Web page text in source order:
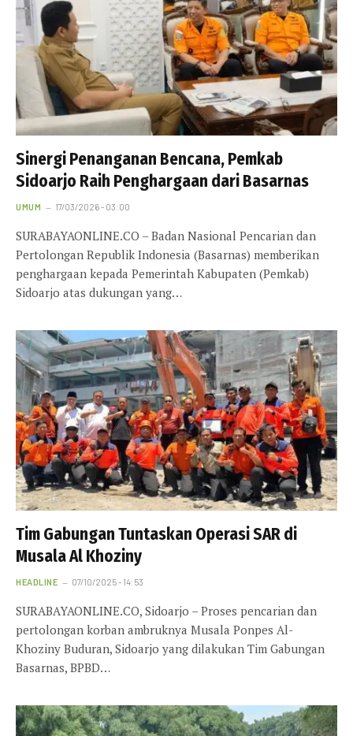
Sinergi Penanganan Bencana, Pemkab
Sidoarjo Raih Penghargaan dari Basarnas
UMUM 17/03/2026 - 03:00
SURABAYAONLINE.CO – Badan Nasional Pencarian dan
Pertolongan Republik Indonesia (Basarnas) memberikan
penghargaan kepada Pemerintah Kabupaten (Pemkab)
Sidoarjo atas dukungan yang…
Tim Gabungan Tuntaskan Operasi SAR di
Musala Al Khoziny
HEADLINE 07/10/2025 - 14:53
SURABAYAONLINE.CO, Sidoarjo – Proses pencarian dan
pertolongan korban ambruknya Musala Ponpes Al-
Khoziny Buduran, Sidoarjo yang dilakukan Tim Gabungan
Basarnas, BPBD…